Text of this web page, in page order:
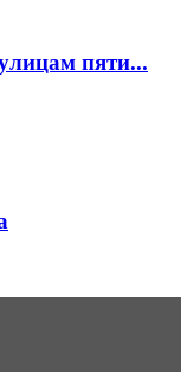
пяти...